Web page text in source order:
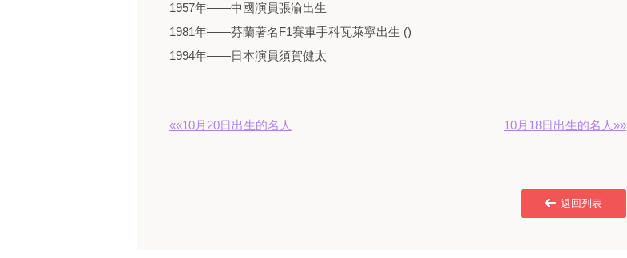
1957年——中國演員張渝出生
1981年——芬蘭著名F1賽車手科瓦萊寧出生 ()
1994年——日本演員須賀健太
««10月20日出生的名人 10月18日出生的名人»»
返回列表